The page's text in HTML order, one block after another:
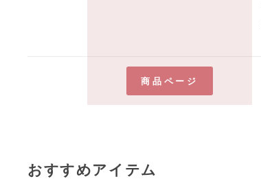
商品ページ
おすすめアイテム